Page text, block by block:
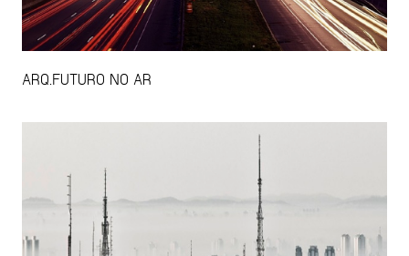
ARQ.FUTURO NO AR